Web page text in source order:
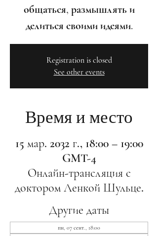
общаться, размышлять и
делиться своими идеями.
Registration is closed
See other events
Время и место
15 мар. 2032 г., 18:00 – 19:00
GMT-4
Онлайн-трансляция с
доктором Ленкой Шульце.
Другие даты
пн, 07 сент., 18:00